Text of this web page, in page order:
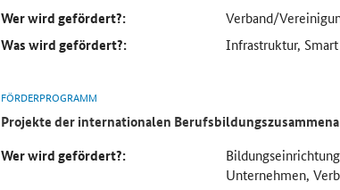
Wer wird gefördert?:
Verband/
Was wird gefördert?: Infrastruktur,
FÖRDERPROGRAMM
Projekte der internationalen
Wer wird gefördert?:
Unternehmen,